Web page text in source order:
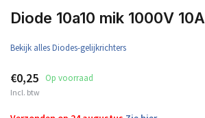
Diode 10a10 mik 1000V 10A
Bekijk alles Diodes-gelijkrichters
€0,25 Op voorraad
Incl. btw